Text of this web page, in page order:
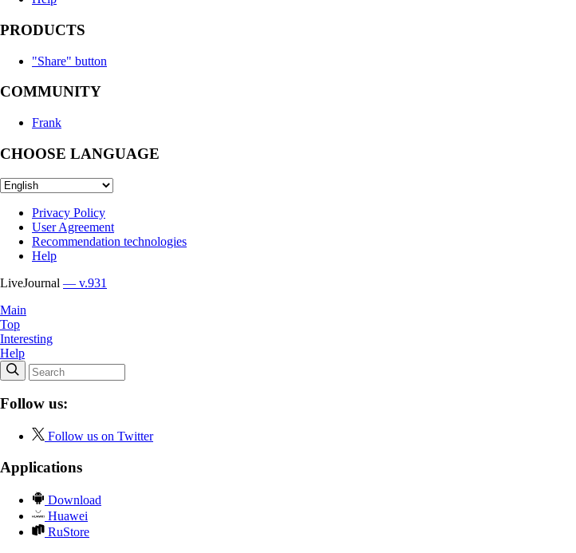
PRODUCTS
"Share" button
COMMUNITY
Frank
CHOOSE LANGUAGE
Privacy Policy
User Agreement
Recommendation technologies
Help
LiveJournal — v.931
Main
Top
Interesting
Help
Follow us:
Follow us on Twitter
Applications
Download
Huawei
RuStore